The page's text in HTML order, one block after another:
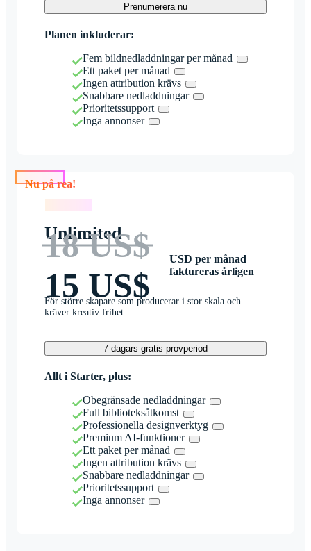
Prenumerera nu
Planen inkluderar:
Fem bildnedladdningar per månad
Ett paket per månad
Ingen attribution krävs
Snabbare nedladdningar
Prioritetssupport
Inga annonser
Nu på rea!
Unlimited
18 US$
15 US$
USD per månad
faktureras årligen
För större skapare som producerar i stor skala och
kräver kreativ frihet
7 dagars gratis provperiod
Allt i Starter, plus:
Obegränsade nedladdningar
Full biblioteksåtkomst
Professionella designverktyg
Premium AI-funktioner
Ett paket per månad
Ingen attribution krävs
Snabbare nedladdningar
Prioritetssupport
Inga annonser